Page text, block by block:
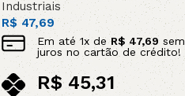
Industriais
R$47,69
Em até1x deR$ 47,69 sem
juros no cartão de crédito!
R$45,31